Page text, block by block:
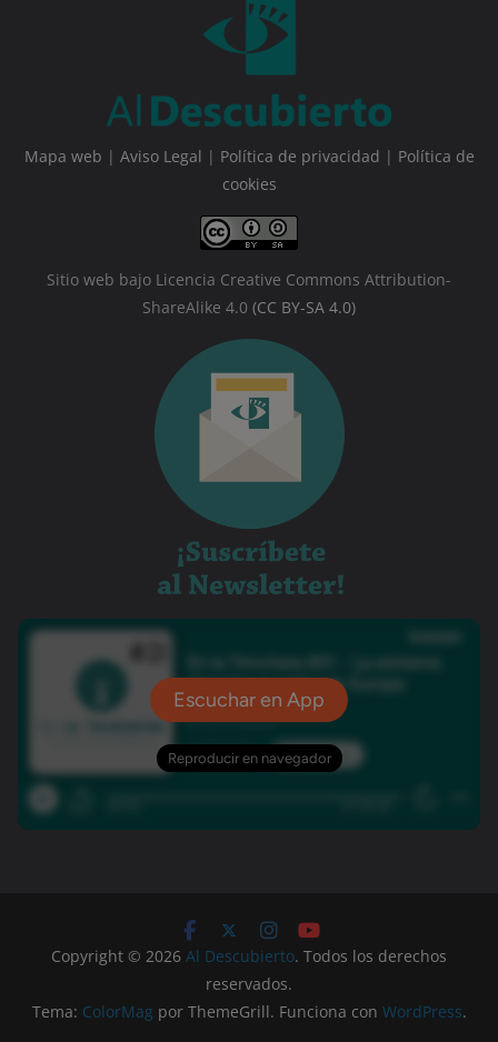
Mapa web | Aviso Legal | Política de privacidad | Política de
cookies
Sitio web bajo Licencia Creative Commons Attribution-
ShareAlike 4.0 (CC BY-SA 4.0)
Copyright © 2026 Al Descubierto. Todos los derechos
reservados.
Tema: ColorMag por ThemeGrill. Funciona con WordPress.